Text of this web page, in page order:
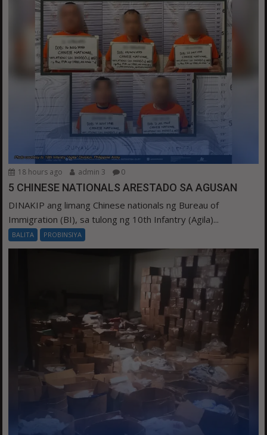
18 hours ago admin 3 0
5 CHINESE NATIONALS ARESTADO SA AGUSAN
DINAKIP ang limang Chinese nationals ng Bureau of
Immigration (BI), sa tulong ng 10th Infantry (Agila)...
BALITA PROBINSIYA